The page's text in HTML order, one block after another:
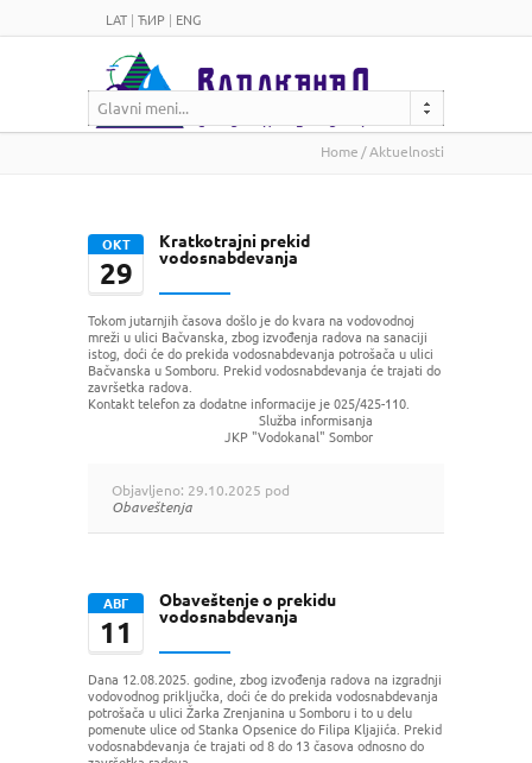
LAT | ЋИР | ENG
Glavni meni...
Home Aktuelnosti
ОКТ
29
Kratkotrajni prekid
vodosnabdevanja
Tokom jutarnjih časova došlo je do kvara na vodovodnoj
mreži u ulici Bačvanska, zbog izvođenja radova na sanaciji
istog, doći će do prekida vodosnabdevanja potrošača u ulici
Bačvanska u Somboru. Prekid vodosnabdevanja će trajati do
završetka radova.
Kontakt telefon za dodatne informacije je 025/425-110.
Služba informisanja
JKP "Vodokanal" Sombor
Objavljeno: 29.10.2025 pod
Obaveštenja
AВГ
11
Obaveštenje o prekidu
vodosnabdevanja
Dana 12.08.2025. godine, zbog izvođenja radova na izgradnji
vodovodnog priključka, doći će do prekida vodosnabdevanja
potrošača u ulici Žarka Zrenjanina u Somboru i to u delu
pomenute ulice od Stanka Opsenice do Filipa Kljajića. Prekid
vodosnabdevanja će trajati od 8 do 13 časova odnosno do